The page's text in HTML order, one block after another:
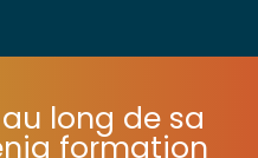
long de sa